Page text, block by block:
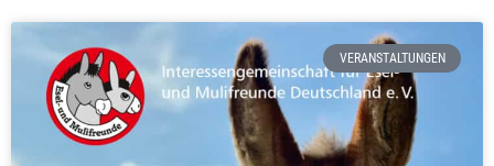
VERANSTALTUNGEN